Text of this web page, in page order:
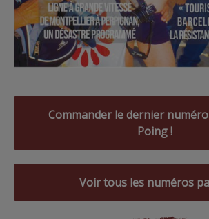
Commander le dernier
Poing !
Voir tous les numéros